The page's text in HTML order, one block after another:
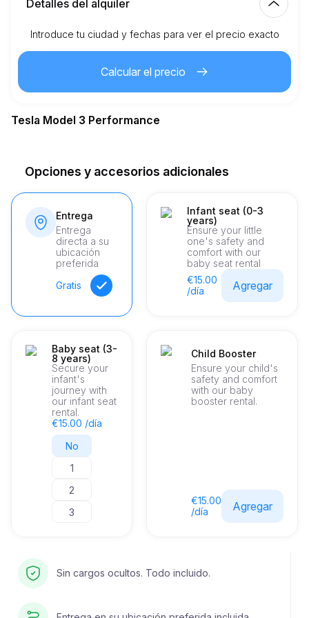
Detalles del alquiler
Km incluidos 150.00
Depósito de seguridad 1,500.00
Introduce tu ciudad y fechas para ver el precio exacto
Calcular el precio
Tesla Model 3 Performance
Opciones y accesorios adicionales
Entrega
Entrega
directa a su
ubicación
preferida
Gratis
Infant seat (0-3
years)
Ensure your little
one's safety and
comfort with our
baby seat rental
€15.00
/día
Agregar
Baby seat (3-
8 years)
Secure your
infant's
journey with
our infant seat
rental.
€15.00 /día
No
1
2
3
Child Booster
Ensure your child's
safety and comfort
with our baby
booster rental.
€15.00
/día
Agregar
Sin cargos ocultos. Todo incluido.